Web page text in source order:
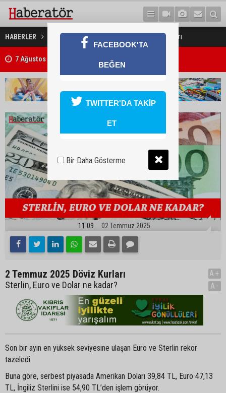
HABERLER EKONOMİ 2 Temmuz 2025 Döviz Kurları
Trafik kazasında 85 yaşındaki Turan Obalı hayatını kaybetti, 3 kişi
11:09 02 Temmuz 2025
2 Temmuz 2025 Döviz Kurları
Sterlin, Euro ve Dolar ne kadar?
A+
A-
Son bir ayın en yüksek seviyesine ulaşan Euro ve Sterlin rekor
tazeledi.
Buna göre, serbest piyasada Amerikan Doları 39,84 TL, Euro 47,13
TL, İngiliz Sterlini ise 54,90 TL’den işlem görüyor.
FACEBOOK'TA
BEĞEN
TWITTER'DA TAKİP
ET
Bir Daha Gösterme